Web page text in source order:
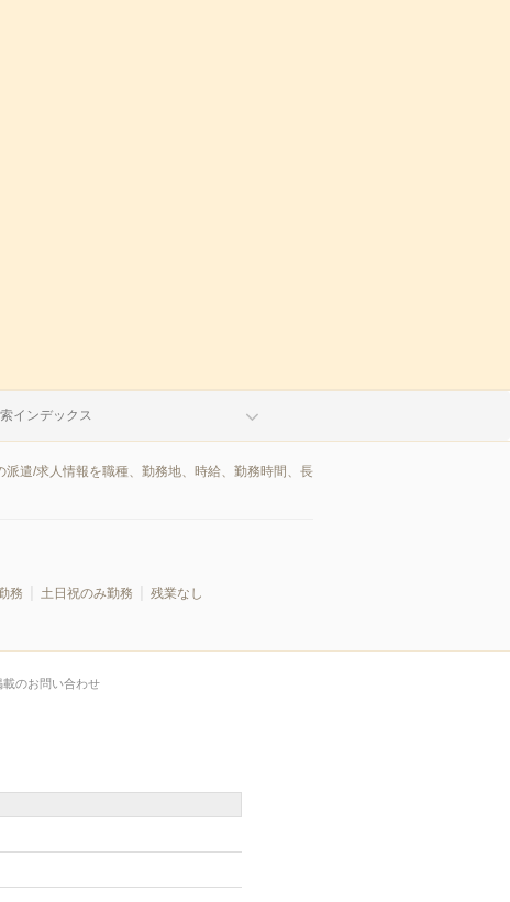
インデックス
遣/求人情報を職種、勤務地、時給、勤務時間、長
務 土日祝のみ勤務
残業なし
載のお問い合わせ